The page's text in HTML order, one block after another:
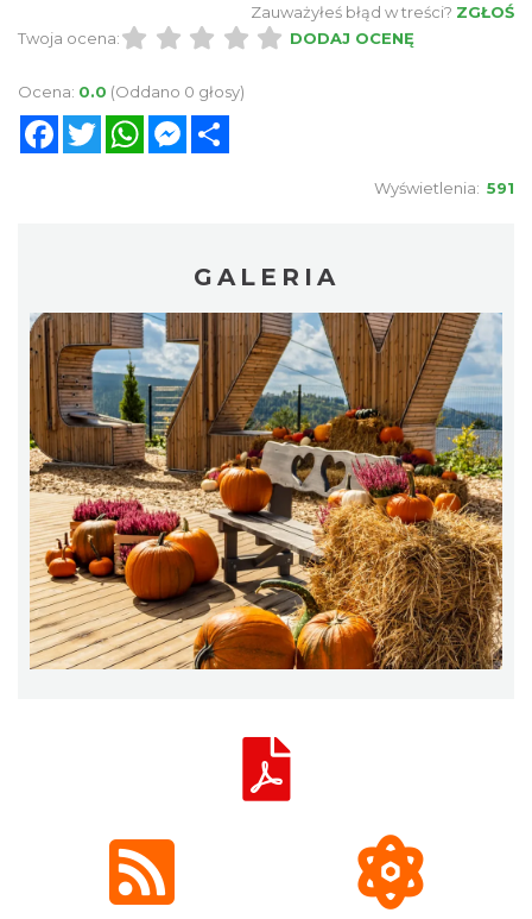
Zauważyłeś błąd w treści? ZGŁOŚ
Twoja ocena:
DODAJ OCENĘ
Ocena: 0.0 (Oddano 0 głosy)
FacebookTwitterWhatsAppMessenger
Wyświetlenia: 591
GALERIA